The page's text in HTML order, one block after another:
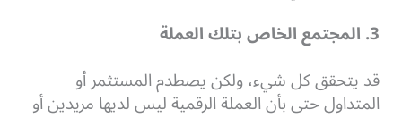
3. المجتمع الخاص بتلك العملة
قد يتحقق كل شيء، ولكن يصطدم المستثمر أو
المتداول حتى بأن العملة الرقمية ليس لديها مريدين أو